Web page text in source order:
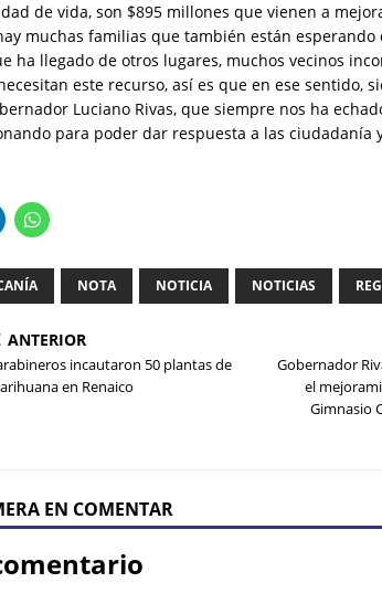
de vida, son $895 millones que vienen a
muchas familias que también están
ha llegado de otros lugares, muchos vecinos
este recurso, así es que en ese sentido,
Luciano Rivas, que siempre nos ha
para poder dar respuesta a las ciudadanía
NOTA NOTICIA NOTICIAS
ANTERIOR
incautaron 50 plantas de
en Renaico
Gobernador
el
Gimnasio
EN COMENTAR